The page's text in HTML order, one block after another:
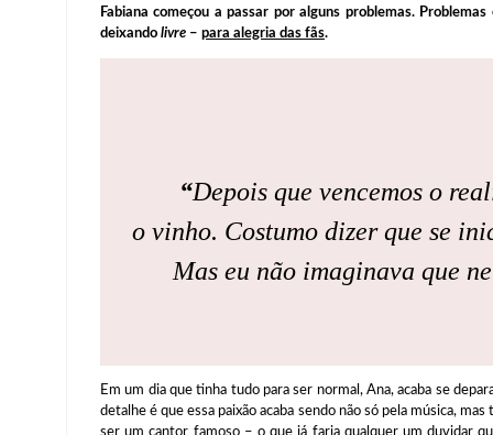
Fabiana começou a passar por alguns problemas.
deixando livre – para alegria das fãs.
“Depois que vencemos o
o vinho. Costumo dizer que se
Mas eu não imaginava que
Em um dia que tinha tudo para ser normal, Ana, acaba se
detalhe é que essa paixão acaba sendo não só pela música,